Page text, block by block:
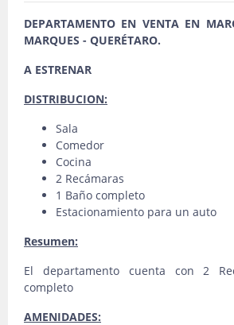
DEPARTAMENTO EN VENTA EN
MARQUES - QUERÉTARO.
A ESTRENAR
DISTRIBUCION:
Sala
Comedor
Cocina
2 Recámaras
1 Baño completo
Estacionamiento para un auto
Resumen:
El departamento cuenta con 2
completo
AMENIDADES: